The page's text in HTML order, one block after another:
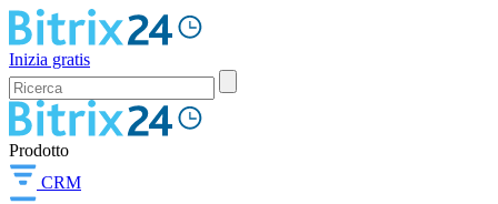
Inizia gratis
Prodotto
CRM